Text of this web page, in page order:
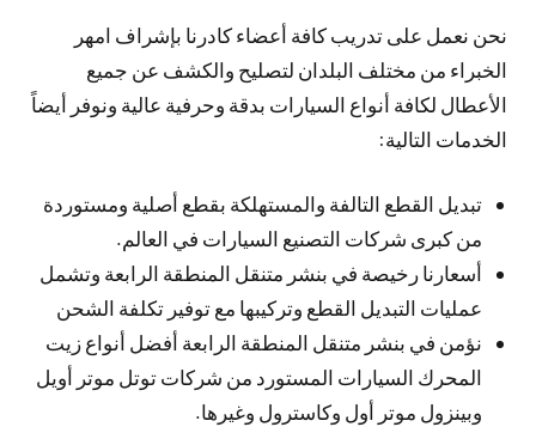
نحن نعمل على تدريب كافة أعضاء كادرنا بإشراف امهر
الخبراء من مختلف البلدان لتصليح والكشف عن جميع
الأعطال لكافة أنواع السيارات بدقة وحرفية عالية ونوفر أيضاً
الخدمات التالية:
تبديل القطع التالفة والمستهلكة بقطع أصلية ومستوردة
من كبرى شركات التصنيع السيارات في العالم.
أسعارنا رخيصة في بنشر متنقل المنطقة الرابعة وتشمل
عمليات التبديل القطع وتركيبها مع توفير تكلفة الشحن
نؤمن في بنشر متنقل المنطقة الرابعة أفضل أنواع زيت
المحرك السيارات المستورد من شركات توتل موتر أويل
وبينزول موتر أول وكاسترول وغيرها.